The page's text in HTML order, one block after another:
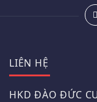
LIÊN HỆ
HKD ĐÀO ĐỨC